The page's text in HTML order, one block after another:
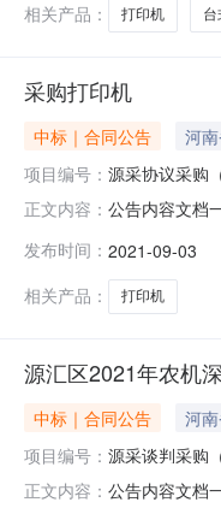
相关产品：
打印机 台
采购打印机
中标｜合同公告 河
项目编号： 源采协议采购
正文内容： 公告内容文档
企业规模：微
发布时间： 2021-09-03
相关产品：
打印机
源汇区2021年农机
中标｜合同公告 河
项目编号： 源采谈判采购
正文内容： 公告内容文档